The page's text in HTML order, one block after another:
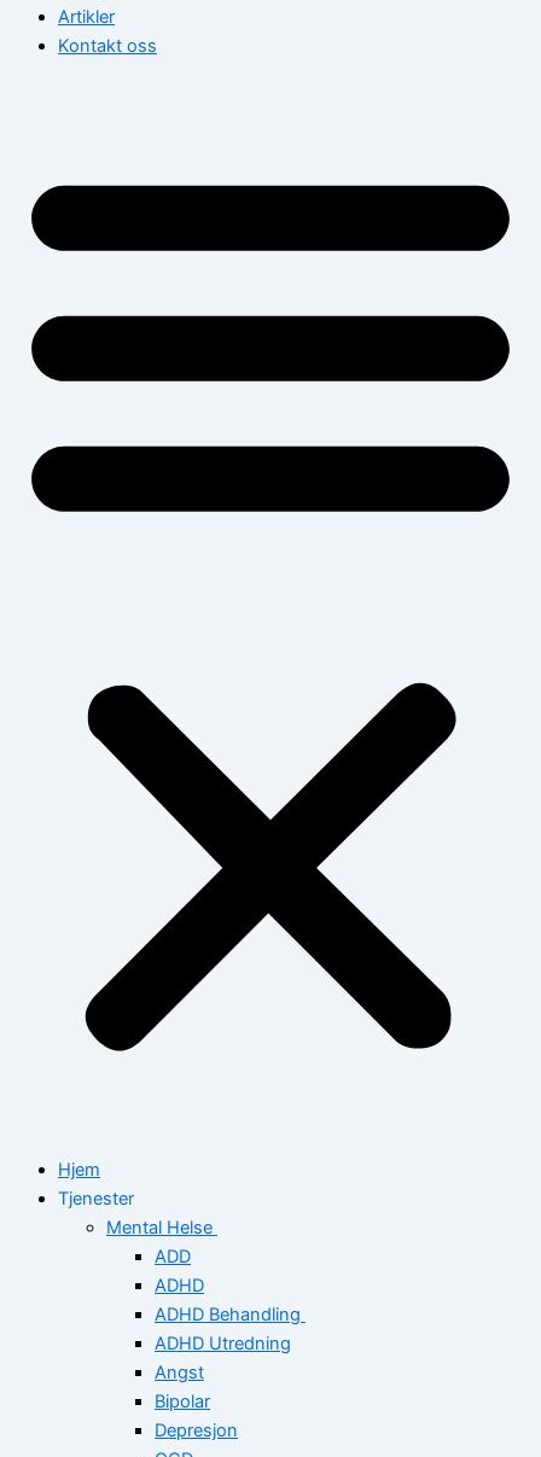
Artikler
Kontakt oss
Hjem
Tjenester
Mental Helse
ADD
ADHD
ADHD Behandling
ADHD Utredning
Angst
Bipolar
Depresjon